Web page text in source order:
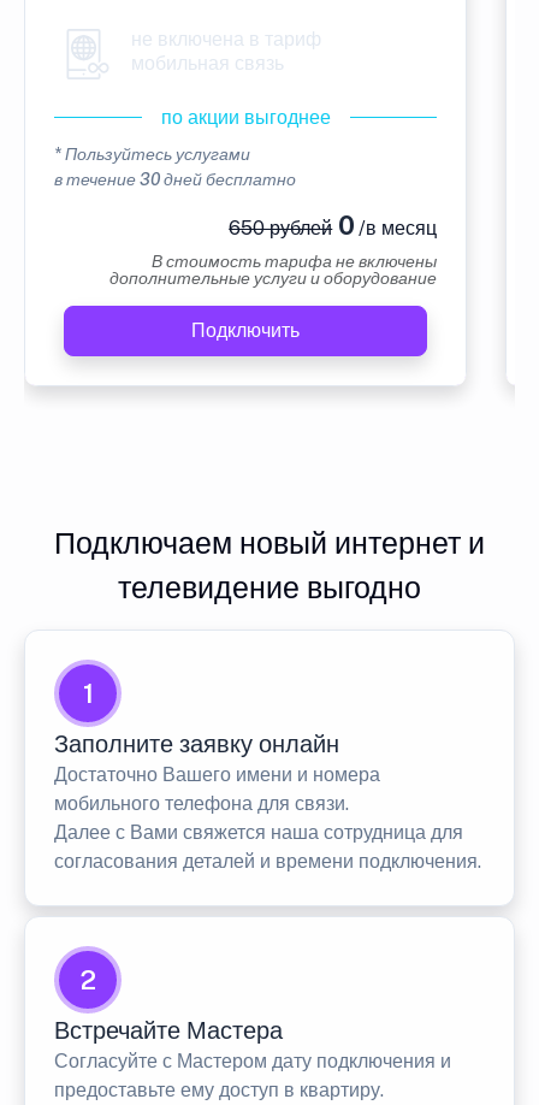
не включена в тариф
мобильная связь
по акции выгоднее
* Пользуйтесь услугами
в течение 30 дней бесплатно
650 рублей0 /в месяц
В стоимость тарифа не включены
дополнительные услуги и оборудование
Подключить
Подключаем новый интернет и
телевидение выгодно
1
Заполните заявку онлайн
Достаточно Вашего имени и номера
мобильного телефона для связи.
Далее с Вами свяжется наша сотрудница для
согласования деталей и времени подключения.
2
Встречайте Мастера
Согласуйте с Мастером дату подключения и
предоставьте ему доступ в квартиру.